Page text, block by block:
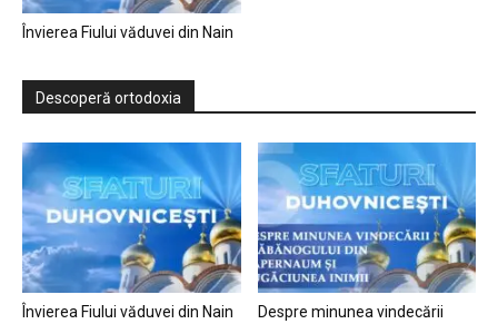
Învierea Fiului văduvei din Nain
Descoperă ortodoxia
Învierea Fiului văduvei din Nain
Despre minunea vindecării